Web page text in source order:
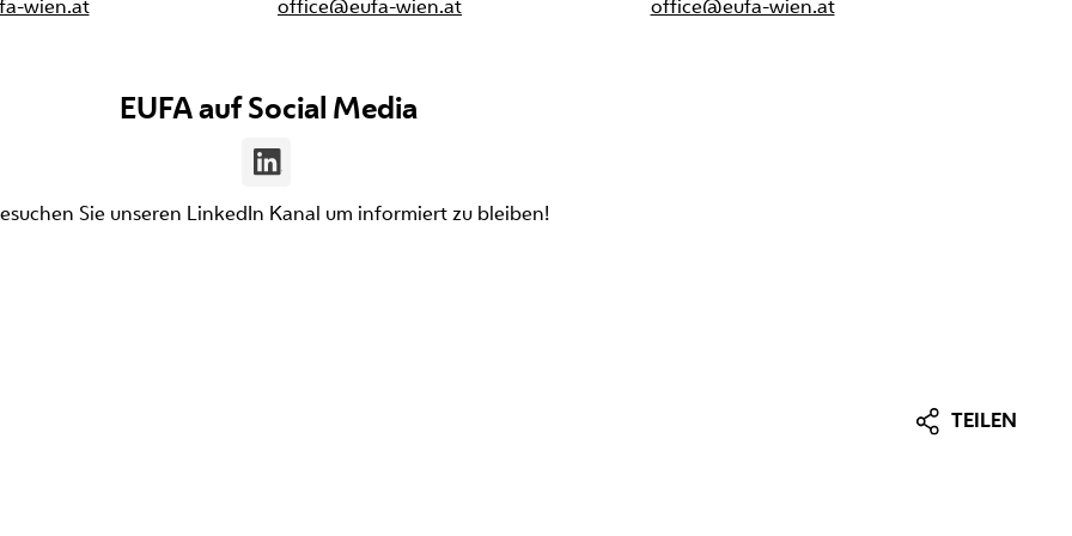
wien.at
office@eufa-wien.at
office@eufa-wien.at
EUFA auf Social Media
Sie unseren LinkedIn Kanal um informiert zu bleiben!
TEILEN